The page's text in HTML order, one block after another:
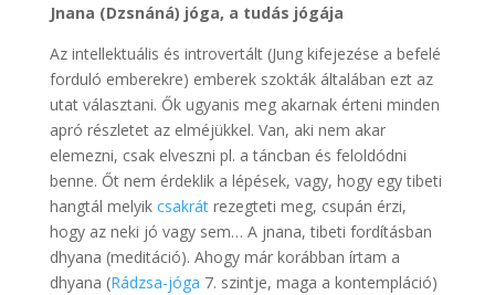
Jnana (Dzsnáná) jóga, a tudás jógája
Az intellektuális és introvertált (Jung kifejezése a befelé
forduló emberekre) emberek szokták általában ezt az
utat választani. Ők ugyanis meg akarnak érteni minden
apró részletet az elméjükkel. Van, aki nem akar
elemezni, csak elveszni pl. a táncban és feloldódni
benne. Őt nem érdeklik a lépések, vagy, hogy egy tibeti
hangtál melyikcsakrát rezegteti meg, csupán érzi,
hogy az neki jó vagy sem… A jnana, tibeti fordításban
dhyana (meditáció). Ahogy már korábban írtam a
dhyana (Rádzsa-jóga 7. szintje, maga a kontempláció)